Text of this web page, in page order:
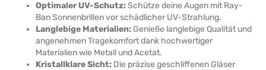
Optimaler UV-Schutz:Schütze deine Augen mit Ray-
Ban Sonnenbrillen vor schädlicher UV-Strahlung.
Langlebige Materialien: Genieße langlebige Qualität und
angenehmen Tragekomfort dank hochwertiger
Materialien wie Metall und Acetat.
Kristallklare Sicht: Die präzise geschliffenen Gläser